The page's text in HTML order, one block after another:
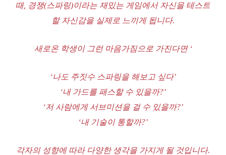
때, 경쟁(스파링)이라는 재밌는 게임에서 자신을 테스트
할 자신감을 실제로 느끼게 됩니다.
새로온 학생이 그런 마음가짐으로 가진다면 ‘
‘나도 주짓수 스파링을 해보고 싶다’
‘내 가드를 패스할 수 있을까?’
‘저 사람에게 서브미션을 걸 수 있을까?’
‘내 기술이 통할까?’
각자의 성향에 따라 다양한 생각을 가지게 될 것입니다.